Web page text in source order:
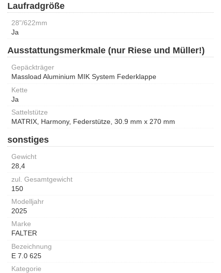
Laufradgröße
28"/622mm
Ja
Ausstattungsmerkmale (nur Riese und Müller!)
Gepäckträger
Massload Aluminium MIK System Federklappe
Kette
Ja
Sattelstütze
MATRIX, Harmony, Federstütze, 30.9 mm x 270 mm
sonstiges
Gewicht
28,4
zul. Gesamtgewicht
150
Modelljahr
2025
Marke
FALTER
Bezeichnung
E 7.0 625
Kategorie